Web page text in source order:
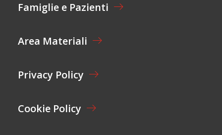
O
*
Famiglie e Pazienti
Area Materiali
Privacy Policy
Cookie Policy